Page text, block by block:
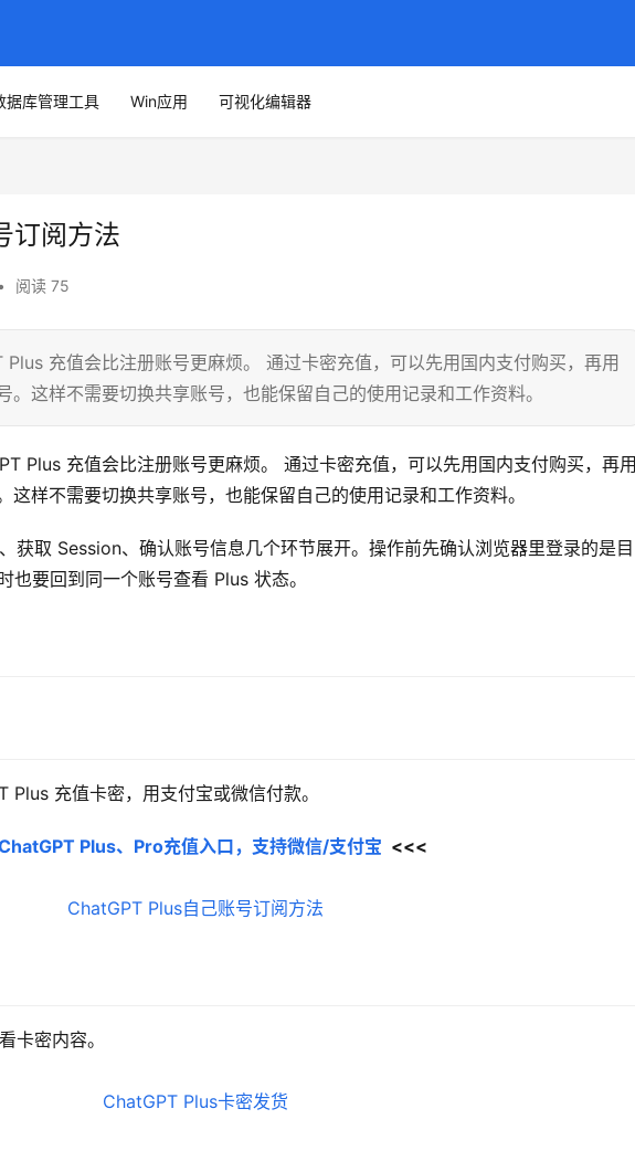
据库管理工具 Win应用 可视化编辑器
订阅方法
• 阅读 75
充值会比注册账号更麻烦。 通过卡密充值，可以先用国内支付购买，再用
这样不需要切换共享账号，也能保留自己的使用记录和工作资料。
Plus 充值会比注册账号更麻烦。 通过卡密充值，可以先用国内支付购买，再用
样不需要切换共享账号，也能保留自己的使用记录和工作资料。
获取 Session、确认账号信息几个环节展开。操作前先确认浏览器里登录的是目
要回到同一个账号查看 Plus 状态。
充值卡密，用支付宝或微信付款。
Plus、Pro充值入口，支持微信/支付宝
  <<<
卡密内容。